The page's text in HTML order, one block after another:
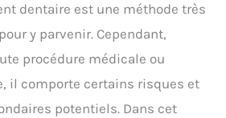
dentaire est une méthode très
y parvenir. Cependant,
procédure médicale ou
il comporte certains risques et
potentiels. Dans cet